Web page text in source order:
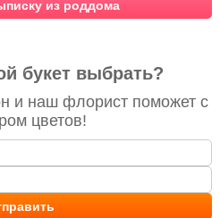
из роддома
букет выбрать?
и наш флорист поможет с
цветов!